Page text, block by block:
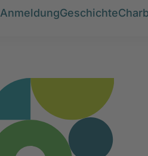
AnmeldungGeschichte